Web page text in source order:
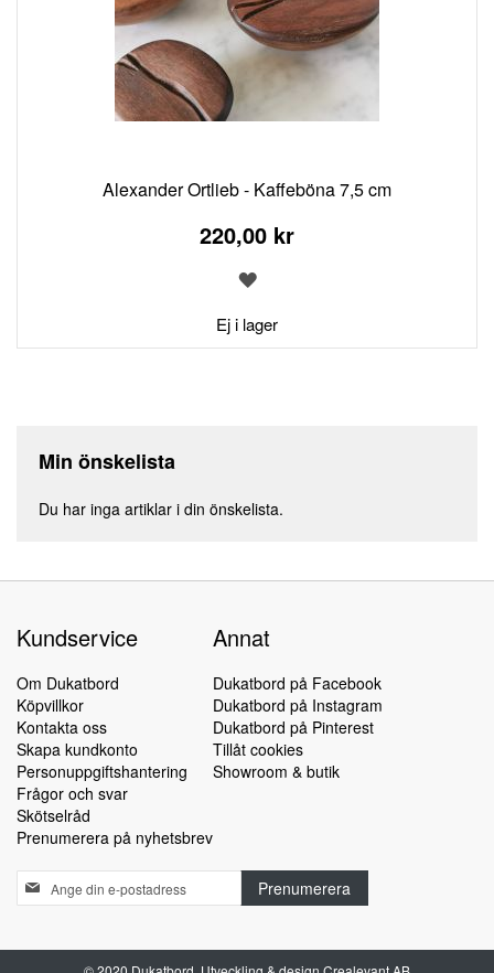
Alexander Ortlieb - Kaffeböna 7,5 cm
220,00 kr
Ej i lager
LÄGG
I
ÖNSKELISTA
Min önskelista
Du har inga artiklar i din önskelista.
Kundservice
Om Dukatbord
Köpvillkor
Kontakta oss
Skapa kundkonto
Personuppgiftshantering
Frågor och svar
Skötselråd
Prenumerera på nyhetsbrev
Annat
Dukatbord på Facebook
Dukatbord på Instagram
Dukatbord på Pinterest
Tillåt cookies
Showroom & butik
Sign
Up
Our
Newsletter:
Prenumerera